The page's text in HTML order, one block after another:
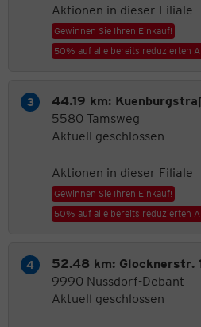
Aktionen in dieser Filiale
Gewinnen Sie Ihren Einkauf!
50% auf alle bereits reduzierten
44.19 km:
5580 Tamsweg
Aktuell geschlossen
Aktionen in dieser Filiale
Gewinnen Sie Ihren Einkauf!
50% auf alle bereits reduzierten
52.48 km: Glocknerstr.
9990 Nussdorf-Debant
Aktuell geschlossen